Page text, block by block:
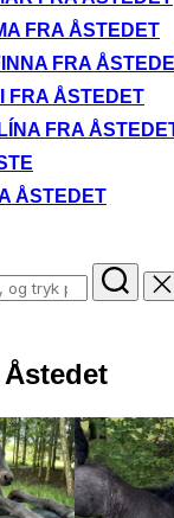
FRA ÅSTEDET
FRA
FRA ÅSTEDET
FRA
ÅSTEDET